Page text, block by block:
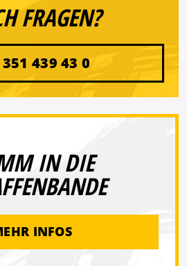
FRAGEN?
439 43 0
IN DIE
INFOS